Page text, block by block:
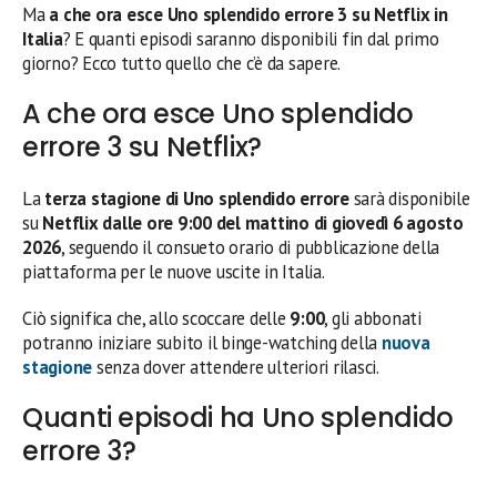
Maa che ora esce Uno splendido errore 3 su Netflix in
Italia? E quanti episodi saranno disponibili fin dal primo
giorno? Ecco tutto quello che c’è da sapere.
A che ora esce Uno splendido
errore 3 su Netflix?
Laterza stagione di Uno splendido erroresarà disponibile
suNetflix dalle ore 9:00 del mattino di giovedì 6 agosto
2026, seguendo il consueto orario di pubblicazione della
piattaforma per le nuove uscite in Italia.
Ciò significa che, allo scoccare delle 9:00, gli abbonati
potranno iniziare subito il binge-watching della nuova
stagionesenza dover attendere ulteriori rilasci.
Quanti episodi ha Uno splendido
errore 3?